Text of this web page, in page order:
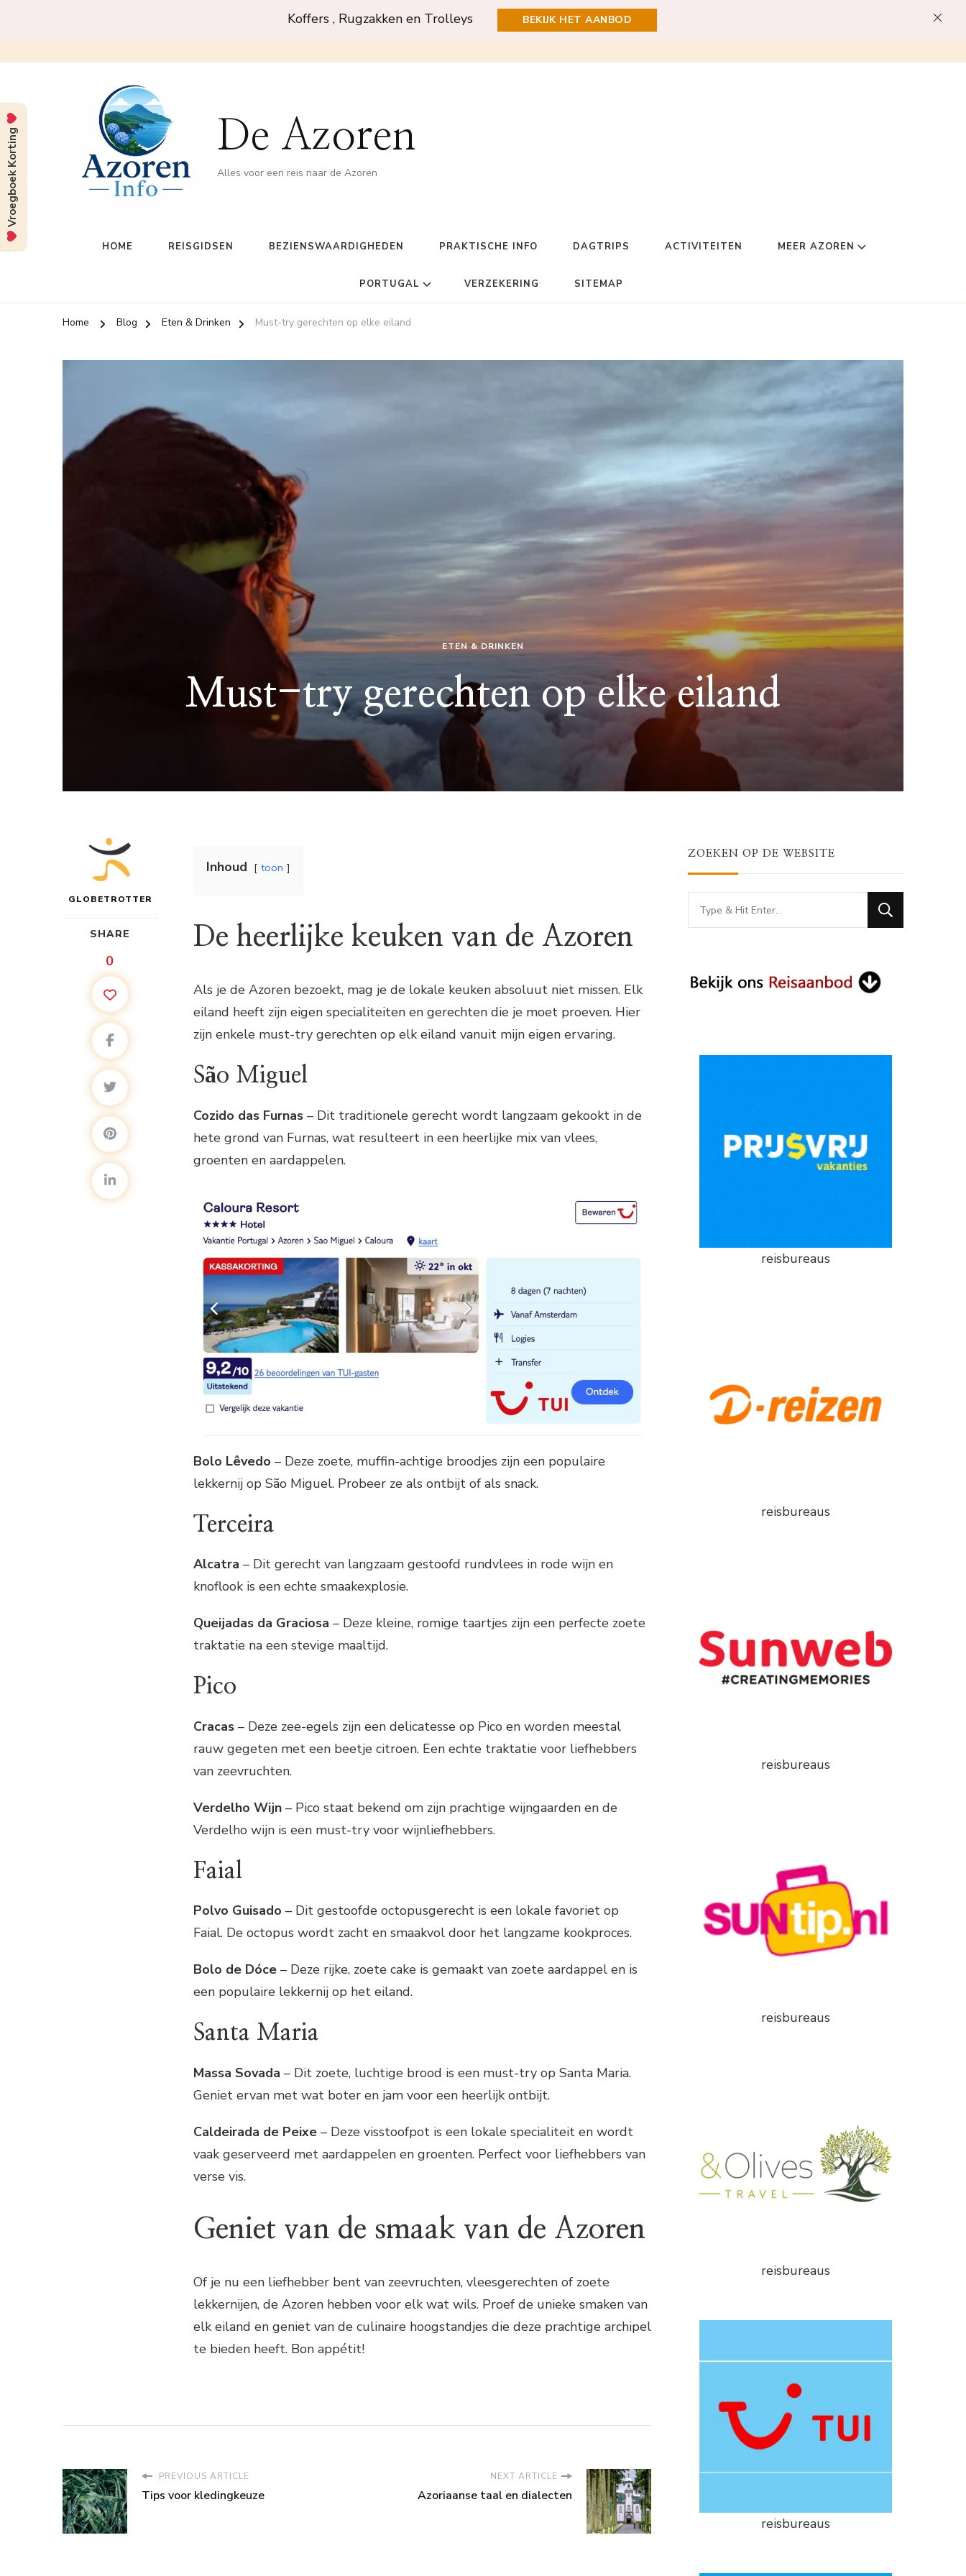
Koffers , Rugzakken en Trolleys BEKIJK HET AANBOD
De Azoren
Alles voor een reis naar de Azoren
HOME REISGIDSEN BEZIENSWAARDIGHEDEN PRAKTISCHE INFO DAGTRIPS ACTIVITEITEN MEER AZOREN
PORTUGAL VERZEKERING SITEMAP
Home Blog Eten & Drinken Must-try gerechten op elke eiland
ETEN & DRINKEN
Must-try gerechten op elke eiland
GLOBETROTTER
SHARE
0
Inhoud toon
De heerlijke keuken van de Azoren
Als je de Azoren bezoekt, mag je de lokale keuken absoluut niet missen. Elk
eiland heeft zijn eigen specialiteiten en gerechten die je moet proeven. Hier
zijn enkele must-try gerechten op elk eiland vanuit mijn eigen ervaring.
São Miguel
Cozido das Furnas – Dit traditionele gerecht wordt langzaam gekookt in de
hete grond van Furnas, wat resulteert in een heerlijke mix van vlees,
groenten en aardappelen.
Bolo Lêvedo – Deze zoete, muffin-achtige broodjes zijn een populaire
lekkernij op São Miguel. Probeer ze als ontbijt of als snack.
Terceira
Alcatra – Dit gerecht van langzaam gestoofd rundvlees in rode wijn en
knoflook is een echte smaakexplosie.
Queijadas da Graciosa – Deze kleine, romige taartjes zijn een perfecte zoete
traktatie na een stevige maaltijd.
Pico
Cracas – Deze zee-egels zijn een delicatesse op Pico en worden meestal
rauw gegeten met een beetje citroen. Een echte traktatie voor liefhebbers
van zeevruchten.
Verdelho Wijn – Pico staat bekend om zijn prachtige wijngaarden en de
Verdelho wijn is een must-try voor wijnliefhebbers.
Faial
Polvo Guisado – Dit gestoofde octopusgerecht is een lokale favoriet op
Faial. De octopus wordt zacht en smaakvol door het langzame kookproces.
Bolo de Dóce – Deze rijke, zoete cake is gemaakt van zoete aardappel en is
een populaire lekkernij op het eiland.
Santa Maria
Massa Sovada – Dit zoete, luchtige brood is een must-try op Santa Maria.
Geniet ervan met wat boter en jam voor een heerlijk ontbijt.
Caldeirada de Peixe – Deze visstoofpot is een lokale specialiteit en wordt
vaak geserveerd met aardappelen en groenten. Perfect voor liefhebbers van
verse vis.
Geniet van de smaak van de Azoren
Of je nu een liefhebber bent van zeevruchten, vleesgerechten of zoete
lekkernijen, de Azoren hebben voor elk wat wils. Proef de unieke smaken van
elk eiland en geniet van de culinaire hoogstandjes die deze prachtige archipel
te bieden heeft. Bon appétit!
PREVIOUS ARTICLE
Tips voor kledingkeuze
NEXT ARTICLE
Azoriaanse taal en dialecten
ZOEKEN OP DE WEBSITE
Looking
for
reisbureaus
reisbureaus
reisbureaus
reisbureaus
reisbureaus
reisbureaus
Vroegboek Korting